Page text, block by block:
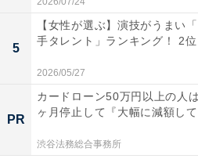
1位：どんぐりの里いなぶ（
愛知県豊田市にある「道の駅
山間部の豊かな自然に囲まれ
季折々の特産品が楽しめます。
5
【女性が選ぶ】演技がうまい
手タレント」ランキング！ 2位
2026/05/27
PR
カードローン50万円以上の人
ヶ月停止して『大幅に減額して
渋谷法務総合事務所